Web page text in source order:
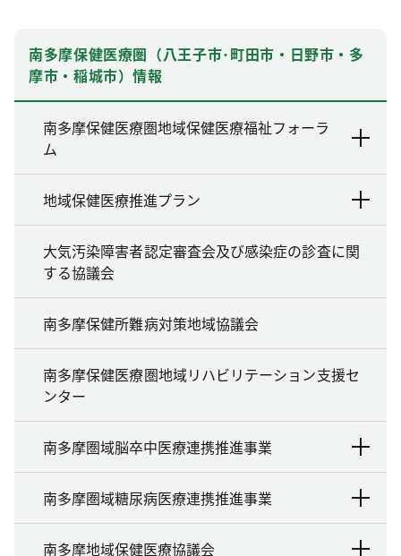
南多摩保健医療圏（八王子市･町田市・日野市・多
摩市・稲城市）情報
南多摩保健医療圏地域保健医療福祉フォーラ
ム
地域保健医療推進プラン
大気汚染障害者認定審査会及び感染症の診査に関
する協議会
南多摩保健所難病対策地域協議会
南多摩保健医療圏地域リハビリテーション支援セ
ンター
南多摩圏域脳卒中医療連携推進事業
南多摩圏域糖尿病医療連携推進事業
南多摩地域保健医療協議会